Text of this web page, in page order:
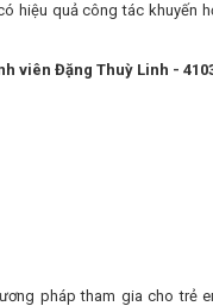
hiệu quả công tác khuyến
viên Đặng Thuỳ Linh -
pháp tham gia cho trẻ